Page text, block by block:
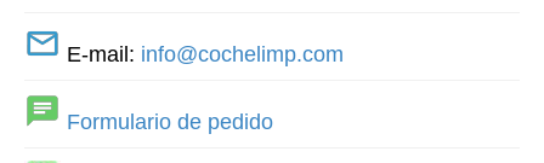
E-mail: info@cochelimp.com
Formulario de pedido